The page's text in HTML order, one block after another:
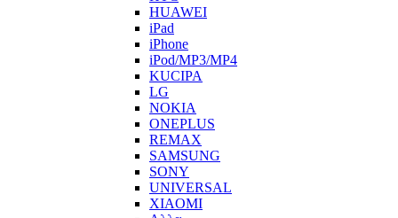
HUAWEI
iPad
iPhone
iPod/MP3/MP4
KUCIPA
LG
NOKIA
ONEPLUS
REMAX
SAMSUNG
SONY
UNIVERSAL
XIAOMI